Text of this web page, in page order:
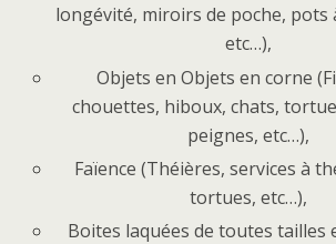
longévité, miroirs de poche, pots
etc…),
Objets en Objets en corne
chouettes, hiboux, chats,
peignes, etc…),
Faïence (Théières, services à
tortues, etc…),
Boites laquées de toutes tailles